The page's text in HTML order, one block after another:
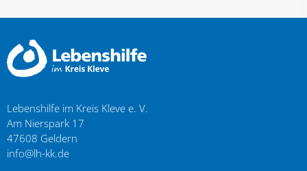
Lebenshilfe im Kreis Kleve e. V.
Am Nierspark 17
47608 Geldern
info@lh-kk.de